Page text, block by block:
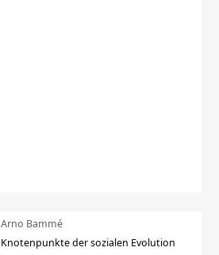
Arno Bammé
Knotenpunkte der sozialen Evolution